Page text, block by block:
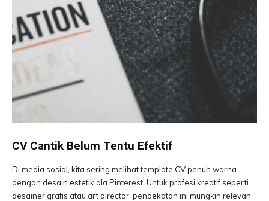
CV Cantik Belum Tentu Efektif
Di media sosial, kita sering melihat template CV penuh warna
dengan desain estetik ala Pinterest. Untuk profesi kreatif seperti
desainer grafis atau art director, pendekatan ini mungkin relevan.